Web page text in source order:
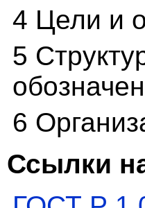
4 Цели и
5
6
Ссылки